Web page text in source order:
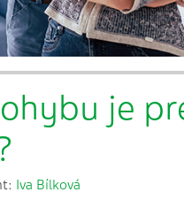
je
Iva Bílková